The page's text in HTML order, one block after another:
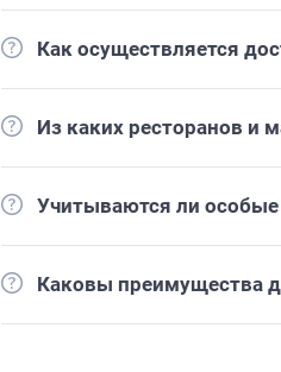
Как осуществляется
Из каких ресторанов и
Учитываются ли особые
Каковы преимущества